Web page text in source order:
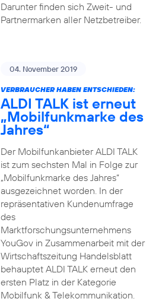
Darunter finden sich Zweit- und
Partnermarken aller Netzbetreiber.
04. November 2019
VERBRAUCHER HABEN ENTSCHIEDEN:
ALDI TALK ist erneut
„Mobilfunkmarke des
Jahres“
Der Mobilfunkanbieter ALDI TALK
ist zum sechsten Mal in Folge zur
„Mobilfunkmarke des Jahres“
ausgezeichnet worden. In der
repräsentativen Kundenumfrage
des
Marktforschungsunternehmens
YouGov in Zusammenarbeit mit der
Wirtschaftszeitung Handelsblatt
behauptet ALDI TALK erneut den
ersten Platz in der Kategorie
Mobilfunk & Telekommunikation.